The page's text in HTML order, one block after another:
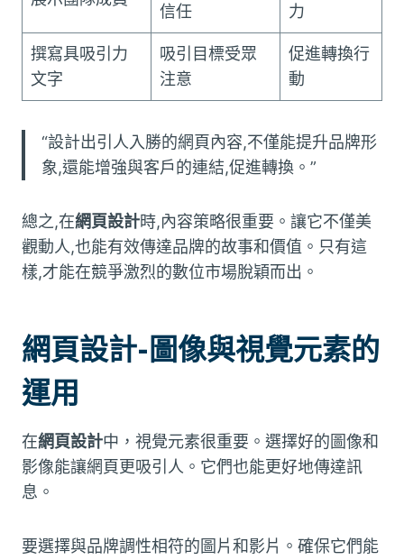
信任 力
撰寫具吸引力
文字
吸引目標受眾
注意
促進轉換行
動
“設計出引人入勝的網頁內容,不僅能提升品牌形
象,還能增強與客戶的連結,促進轉換。”
總之,在網頁設計時,內容策略很重要。讓它不僅美
觀動人,也能有效傳達品牌的故事和價值。只有這
樣,才能在競爭激烈的數位市場脫穎而出。
網頁設計-圖像與視覺元素的
運用
在網頁設計中，視覺元素很重要。選擇好的圖像和
影像能讓網頁更吸引人。它們也能更好地傳達訊
息。
要選擇與品牌調性相符的圖片和影片。確保它們能